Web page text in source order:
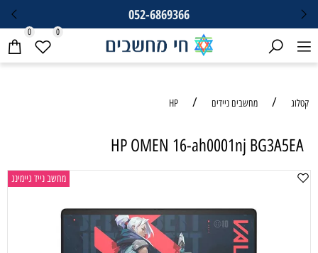
052-6869366
0 0
קטלוג / מחשבים ניידים /
HP
HP OMEN 16-ah0001nj BG3A5EA
מחשב נייד גיימינג